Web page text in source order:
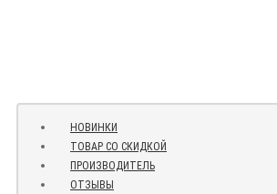
НОВИНКИ
ТОВАР СО СКИДКОЙ
ПРОИЗВОДИТЕЛЬ
ОТЗЫВЫ